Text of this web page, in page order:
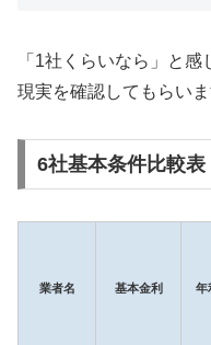
「1社くらいなら」と
現実を確認してもらいま
6社基本条件比較表
業者名 基本金利 年